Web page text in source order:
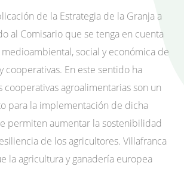
de la Estrategia de la Granja a
al Comisario que se tenga en cuenta
social y económica de
cooperativas. En este sentido ha
agroalimentarias son un
para la implementación de dicha
permiten aumentar la sostenibilidad
de los agricultores. Villafranca
la agricultura y ganadería europea